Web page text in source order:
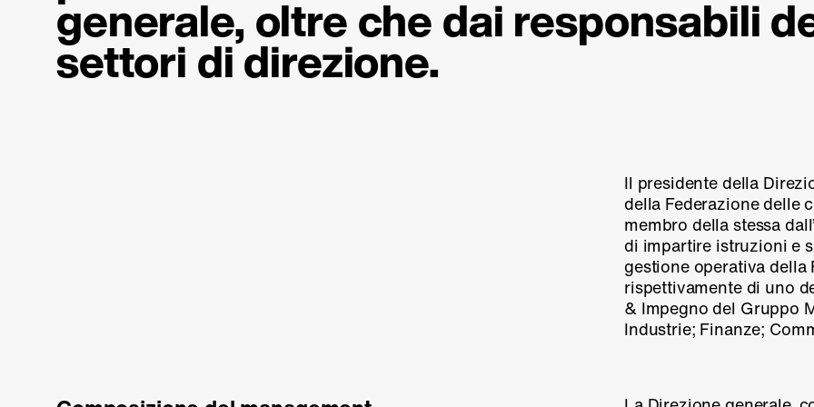
generale, oltre che dai responsabili
settori di direzione.
Il presidente della
della Federazione delle
membro della stessa
di impartire istruzioni e
gestione operativa
rispettivamente di uno
& Impegno del Gruppo
Industrie; Finanze;